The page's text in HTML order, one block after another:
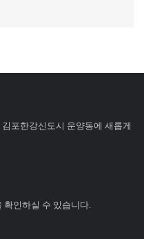
포한강신도시 운양동에 새롭게
인하실 수 있습니다.